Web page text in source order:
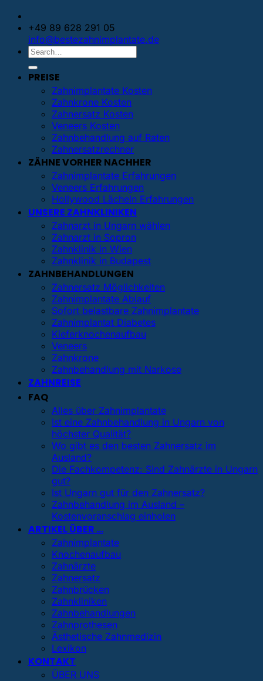
+49 89 628 291 05
info@bestezahnimplantate.de
PREISE
Zahnimplantate Kosten
Zahnkrone Kosten
Zahnersatz Kosten
Veneers Kosten
Zahnbehandlung auf Raten
Zahnersatzrechner
ZÄHNE VORHER NACHHER
Zahnimplantate Erfahrungen
Veneers Erfahrungen
Hollywood Lächeln Erfahrungen
UNSERE ZAHNKLINIKEN
Zahnarzt in Ungarn wählen
Zahnarzt in Sopron
Zahnklinik in Wien
Zahnklinik in Budapest
ZAHNBEHANDLUNGEN
Zahnersatz Möglichkeiten
Zahnimplantate Ablauf
Sofort belastbare Zahnimplantate
Zahnimplantat Diabetes
Kieferknochenaufbau
Veneers
Zahnkrone
Zahnbehandlung mit Narkose
ZAHNREISE
FAQ
Alles über Zahnimplantate
Ist eine Zahnbehandlung in Ungarn von
höchster Qualität?
Wo gibt es den besten Zahnersatz im
Ausland?
Die Fachkompetenz: Sind Zahnärzte in Ungarn
gut?
Ist Ungarn gut für den Zahnersatz?
Zahnbehandlung im Ausland –
Kostenvoranschlag einholen
ARTIKEL ÜBER …
Zahnimplantate
Knochenaufbau
Zahnärzte
Zahnersatz
Zahnbrücken
Zahnkliniken
Zahnbehandlungen
Zahnprothesen
Ästhetische Zahnmedizin
Lexikon
KONTAKT
ÜBER UNS